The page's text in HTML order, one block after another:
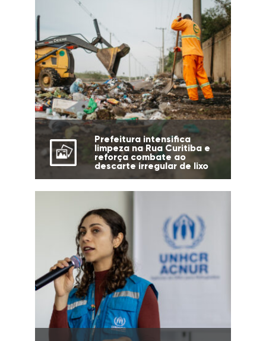
Prefeitura intensifica
limpeza na Rua Curitiba e
reforça combate ao
descarte irregular de lixo